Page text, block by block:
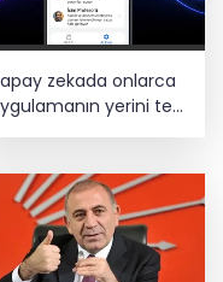
zekada onlarca
yerini tek
asistan alabilir